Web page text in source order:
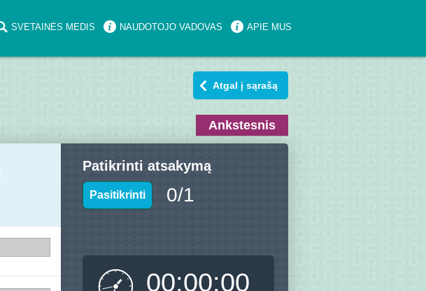
SVETAINĖS MEDIS NAUDOTOJO VADOVAS APIE MUS
Atgal į sąrašą
Ankstesnis
Patikrinti atsakymą
Pasitikrinti 0/1
00:00:00